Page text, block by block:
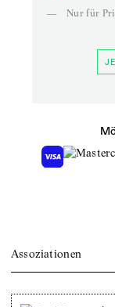
—
Nur für
Assoziationen